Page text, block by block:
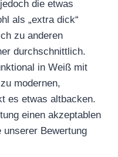
die etwas
als „extra dick“
zu anderen
durchschnittlich.
in Weiß mit
modernen,
es etwas altbacken.
einen akzeptablen
Bewertung